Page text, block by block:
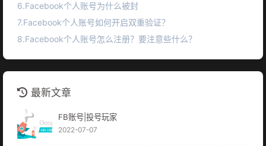
6.Facebook个人账号为什么被封
7.Facebook个人账号如何开启双重验证？
8.Facebook个人账号怎么注册？要注意些什么？
最新文章
FB账号|投号玩家
2022-07-07